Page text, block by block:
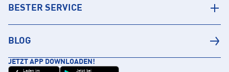
BESTER SERVICE
BLOG
JETZT APP DOWNLOADEN!
Laden im Jetzt bei